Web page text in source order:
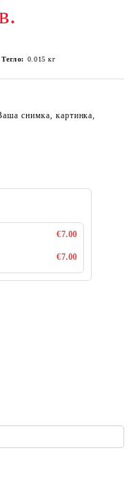
Тегло: 0.015 кг
снимка, картинка,
€7.00
€7.00